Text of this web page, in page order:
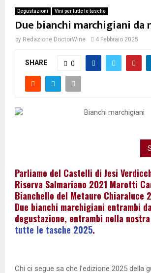
Degustazioni Vini per tutte le tasche
Due bianchi marchigiani da
by Redazione DoctorWine 4 Febbraio 2025
SHARE 0
Parliamo del Castelli di Jesi
Riserva Salmariano 2021 Marotti
Bianchello del Metauro Chiaraluce
Due bianchi marchigiani entrambi
degustazione, entrambi nella
tutte le tasche 2025.
Chi ci segue sa che l’edizione 2025 della